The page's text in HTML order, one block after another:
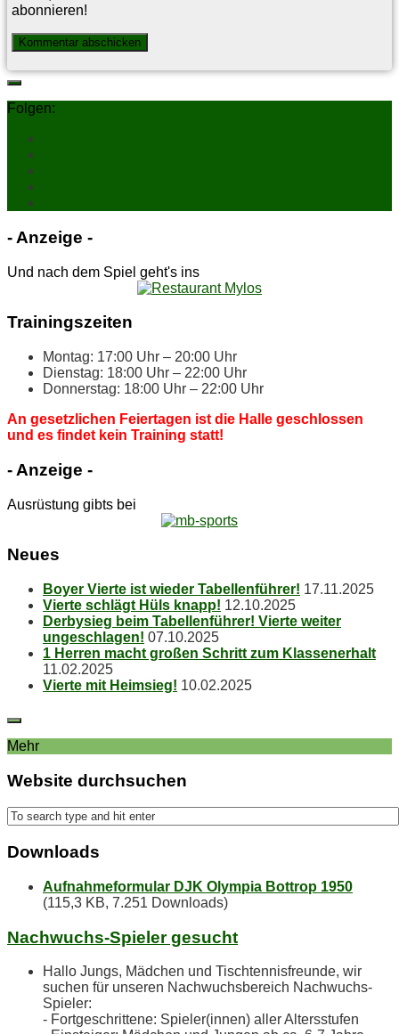
abonnieren!
Folgen:
- An­zei­ge -
Und nach dem Spiel geht's ins
Trai­nings­zei­ten
Mon­tag: 17:00 Uhr – 20:00 Uhr
Diens­tag: 18:00 Uhr – 22:00 Uhr
Don­ners­tag: 18:00 Uhr – 22:00 Uhr
An ge­setz­li­chen Fei­er­ta­gen ist die Hal­le ge­schlos­sen
und es fin­det kein Trai­ning statt!
- An­zei­ge -
Ausrüstung gibts bei
Neu­es
Boy­er Vier­te ist wie­der Tabellenführer! 17.11.2025
Vier­te schlägt Hüls knapp! 12.10.2025
Der­by­sieg beim Ta­bel­len­füh­rer! Vier­te wei­ter
ungeschlagen! 07.10.2025
1 Her­ren macht gro­ßen Schritt zum Klassenerhalt
11.02.2025
Vier­te mit Heimsieg! 10.02.2025
Mehr
Web­site durchsuchen
Down­loads
Aufnahmeformular DJK Olympia Bottrop 1950
(115,3 KB, 7.251 Downloads)
Nach­wuchs-Spie­ler gesucht
Hallo Jungs, Mädchen und Tischtennisfreunde, wir
suchen für unseren Nachwuchsbereich Nachwuchs-
Spieler:
- Fortgeschrittene: Spieler(innen) aller Altersstufen